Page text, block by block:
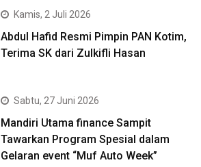
Kamis, 2 Juli 2026
Abdul Hafid Resmi Pimpin PAN Kotim,
Terima SK dari Zulkifli Hasan
Sabtu, 27 Juni 2026
Mandiri Utama finance Sampit
Tawarkan Program Spesial dalam
Gelaran event “Muf Auto Week”